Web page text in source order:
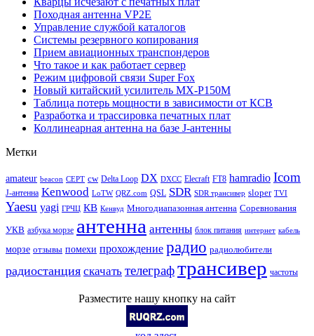
Походная антенна VP2E
Управление службой каталогов
Системы резервного копирования
Прием авиационных транспондеров
Что такое и как работает сервер
Режим цифровой связи Super Fox
Новый китайский усилитель MX-P150M
Таблица потерь мощности в зависимости от КСВ
Разработка и трассировка печатных плат
Коллинеарная антенна на базе J-антенны
Метки
amateur beacon CEPT cw Delta Loop DX DXCC Elecraft FT8 hamradio Icom
J-антенна Kenwood LoTW QRZ.com QSL SDR SDR трансивер sloper TVI
Yaesu yagi ГРЧЦ КВ Кенвуд Многодиапазонная антенна Соревнования
УКВ азбука морзе антенна антенны блок питания интернет кабель
морзе отзывы помехи прохождение радио радиолюбители
радиостанция скачать телеграфтрансивер частоты
Разместите нашу кнопку на сайт